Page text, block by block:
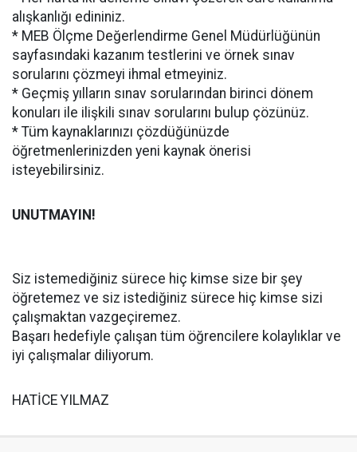
alışkanlığı edininiz.
* MEB Ölçme Değerlendirme Genel Müdürlüğünün
sayfasındaki kazanım testlerini ve örnek sınav
sorularını çözmeyi ihmal etmeyiniz.
* Geçmiş yılların sınav sorularından birinci dönem
konuları ile ilişkili sınav sorularını bulup çözünüz.
* Tüm kaynaklarınızı çözdüğünüzde
öğretmenlerinizden yeni kaynak önerisi
isteyebilirsiniz.
UNUTMAYIN!
Siz istemediğiniz sürece hiç kimse size bir şey
öğretemez ve siz istediğiniz sürece hiç kimse sizi
çalışmaktan vazgeçiremez.
Başarı hedefiyle çalışan tüm öğrencilere kolaylıklar ve
iyi çalışmalar diliyorum.
HATİCE YILMAZ